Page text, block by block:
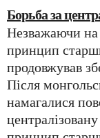
Борьба за
Незважаючи на феодальну роздробленість,
принцип
продовжував
Після
намагалися